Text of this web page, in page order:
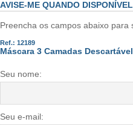
AVISE-ME QUANDO DISPONÍVEL
Preencha os campos abaixo
Ref.: 12189
Máscara 3 Camadas
Seu nome:
Seu e-mail: